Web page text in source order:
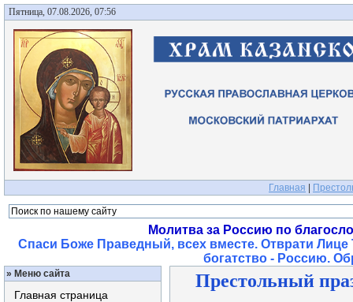
Пятница, 07.08.2026, 07:56
Главная
Молитва за Россию по
Спаси Боже Праведный, всех вместе. Отврати
богатство - Россию.
» Меню сайта
Главная страница
Престольный